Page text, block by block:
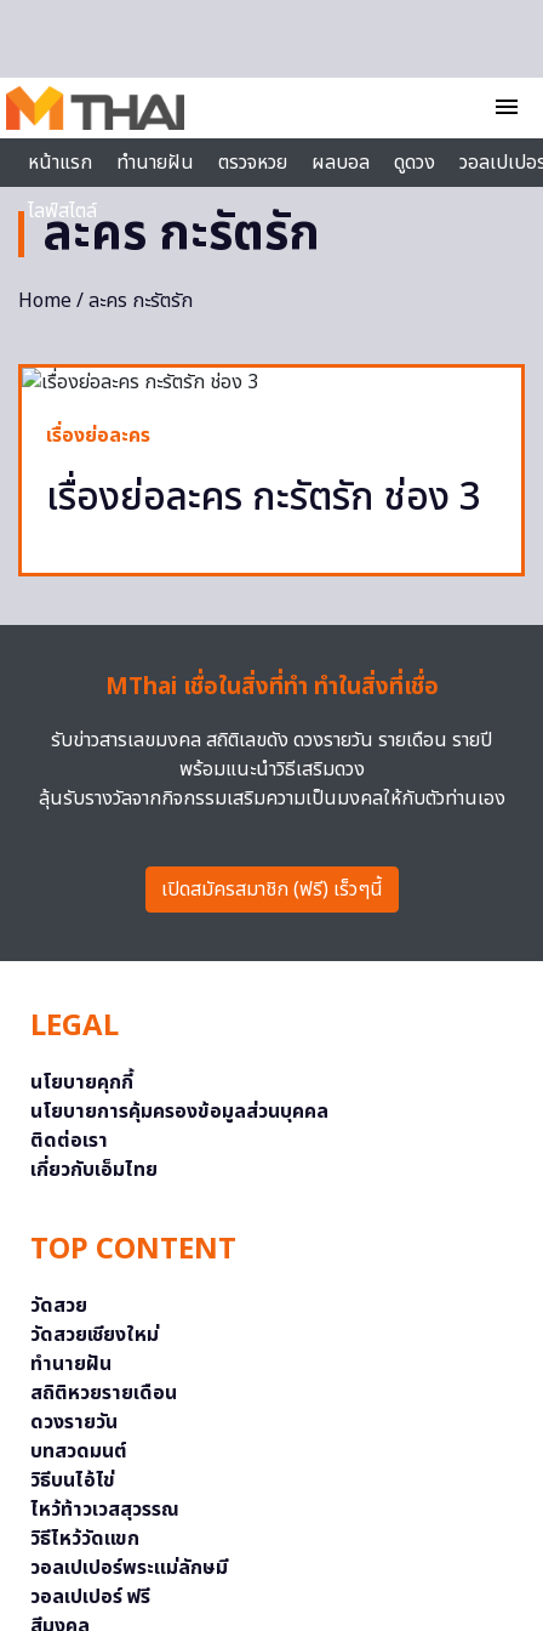
menu
หน้าแรก
ทำนายฝัน ตรวจหวย ผลบอล ดูดวง
วอลเปเป
ไลฟ์สไตล์
ละคร กะรัตรัก
Home/ ละคร กะรัตรัก
เรื่องย่อละคร
เรื่องย่อละคร กะรัตรัก ช่อง 3
MThai เชื่อในสิ่งที่ทำ ทำในสิ่งที่เชื่อ
รับข่าวสารเลขมงคล สถิติเลขดัง ดวงรายวัน รายเดือน รายปี
พร้อมแนะนำวิธีเสริมดวง
ลุ้นรับรางวัลจากกิจกรรมเสริมความเป็นมงคลให้กับตัวท่านเอง
เปิดสมัครสมาชิก (ฟรี) เร็วๆนี้
LEGAL
นโยบายคุกกี้
นโยบายการคุ้มครองข้อมูลส่วนบุคคล
ติดต่อเรา
เกี่ยวกับเอ็มไทย
TOP CONTENT
วัดสวย
วัดสวยเชียงใหม่
ทำนายฝัน
สถิติหวยรายเดือน
ดวงรายวัน
บทสวดมนต์
วิธีบนไอ้ไข่
ไหว้ท้าวเวสสุวรรณ
วิธีไหว้วัดแขก
วอลเปเปอร์พระแม่ลักษมี
วอลเปเปอร์ ฟรี